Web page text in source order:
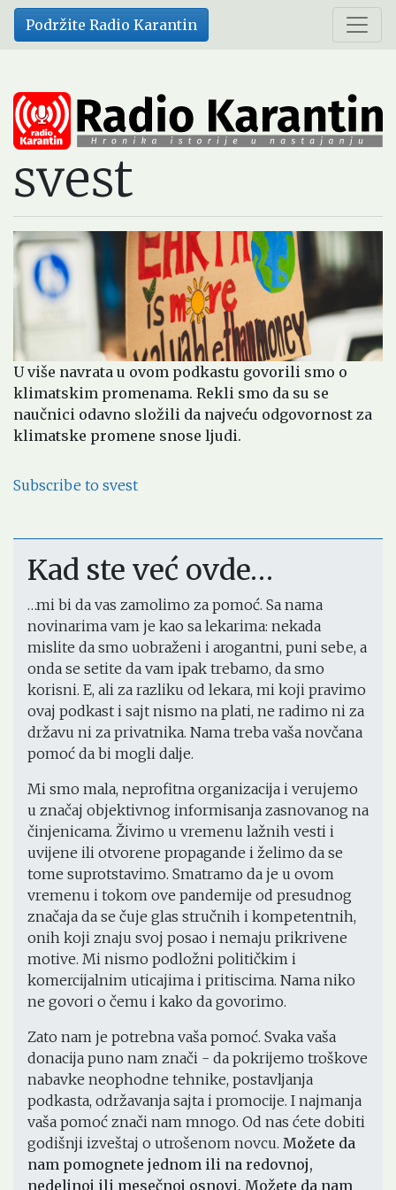
Skip
Podržite Radio Karantin
svest
U više navrata u ovom podkastu govorili smo o
klimatskim promenama. Rekli smo da su se
naučnici odavno složili da najveću odgovornost za
klimatske promene snose ljudi.
Pagination
Subscribe to svest
Kad ste već ovde…
…mi bi da vas zamolimo za pomoć. Sa nama
novinarima vam je kao sa lekarima: nekada
mislite da smo uobraženi i arogantni, puni sebe, a
onda se setite da vam ipak trebamo, da smo
korisni. E, ali za razliku od lekara, mi koji pravimo
ovaj podkast i sajt nismo na plati, ne radimo ni za
državu ni za privatnika. Nama treba vaša novčana
pomoć da bi mogli dalje.
Mi smo mala, neprofitna organizacija i verujemo
u značaj objektivnog informisanja zasnovanog na
činjenicama. Živimo u vremenu lažnih vesti i
uvijene ili otvorene propagande i želimo da se
tome suprotstavimo. Smatramo da je u ovom
vremenu i tokom ove pandemije od presudnog
značaja da se čuje glas stručnih i kompetentnih,
onih koji znaju svoj posao i nemaju prikrivene
motive. Mi nismo podložni političkim i
komercijalnim uticajima i pritiscima. Nama niko
ne govori o čemu i kako da govorimo.
Zato nam je potrebna vaša pomoć. Svaka vaša
donacija puno nam znači - da pokrijemo troškove
nabavke neophodne tehnike, postavljanja
podkasta, održavanja sajta i promocije. I najmanja
vaša pomoć znači nam mnogo. Od nas ćete dobiti
godišnji izveštaj o utrošenom novcu. Možete da
nam pomognete jednom ili na redovnoj,
nedeljnoj ili mesečnoj osnovi. Možete da nam